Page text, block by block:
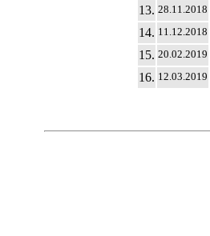
13. 28.11.2018
14. 11.12.2018
15. 20.02.2019
16. 12.03.2019